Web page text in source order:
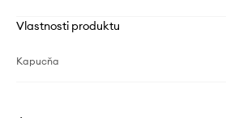
Vlastnosti produktu
Kapucňa